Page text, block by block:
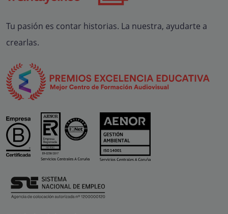
Tu pasión es contar historias. La nuestra, ayudarte a
crearlas.